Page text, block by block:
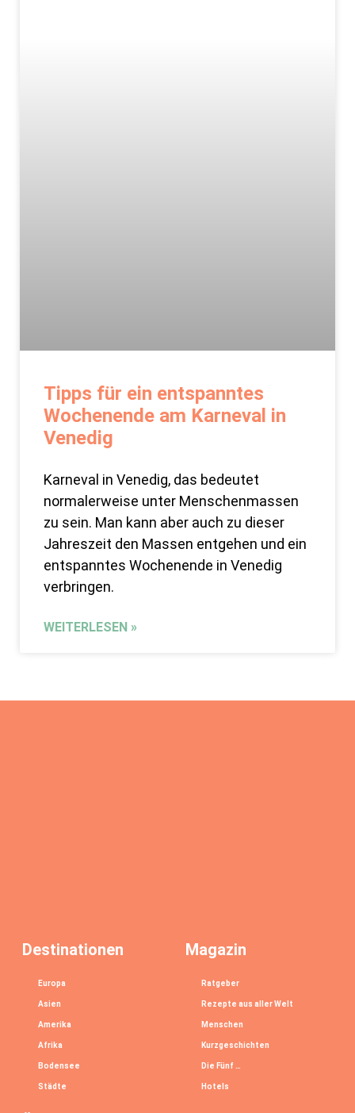
Tipps für ein entspanntes
Wochenende am Karneval in
Venedig
Karneval in Venedig, das bedeutet
normalerweise unter Menschenmassen
zu sein. Man kann aber auch zu dieser
Jahreszeit den Massen entgehen und ein
entspanntes Wochenende in Venedig
verbringen.
WEITERLESEN »
Destinationen
Europa
Asien
Amerika
Afrika
Bodensee
Städte
Magazin
Ratgeber
Rezepte aus aller Welt
Menschen
Kurzgeschichten
Die Fünf …
Hotels